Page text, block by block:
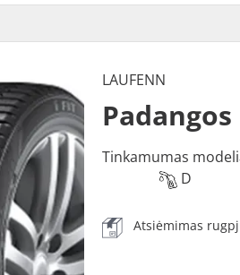
LAUFENN
Padangos
Tinkamumas
D
Atsiėmimas